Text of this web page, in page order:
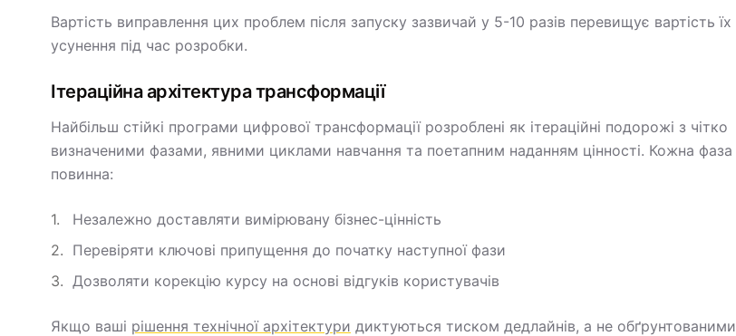
Вартість виправлення цих проблем після запуску зазвичай у 5-10 разів перевищує вартість їх
усунення під час розробки.
Ітераційна архітектура трансформації
Найбільш стійкі програми цифрової трансформації розроблені як ітераційні подорожі з чітко
визначеними фазами, явними циклами навчання та поетапним наданням цінності. Кожна фаза
повинна:
Незалежно доставляти вимірювану бізнес-цінність
Перевіряти ключові припущення до початку наступної фази
Дозволяти корекцію курсу на основі відгуків користувачів
Якщо ваші рішення технічної архітектури диктуються тиском дедлайнів, а не обґрунтованими